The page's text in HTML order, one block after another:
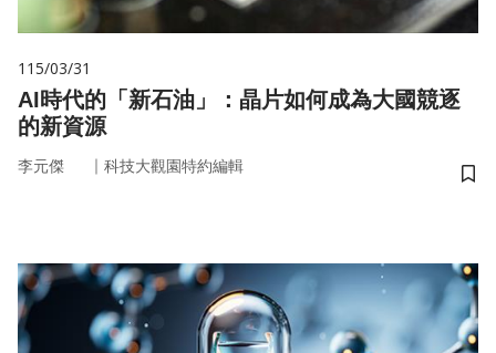
115/03/31
AI時代的「新石油」：晶片如何成為大國競逐
的新資源
李元傑 ｜ 科技大觀園特約編輯
儲